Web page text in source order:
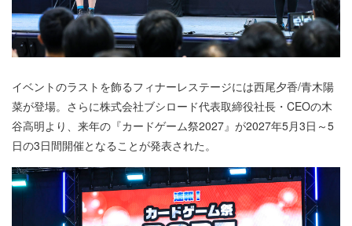
イベントのラストを飾るフィナーレステージには西尾夕香/青木陽
菜が登場。さらに株式会社ブシロード代表取締役社長・CEOの木
谷高明より、来年の『カードゲーム祭2027』が2027年5月3日～5
日の3日間開催となることが発表された。